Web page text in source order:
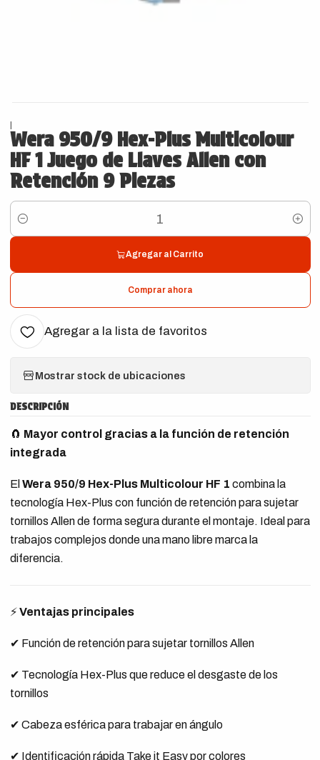
|
Wera 950/9 Hex-Plus Multicolour
HF 1 Juego de Llaves Allen con
Retención 9 Piezas
Cantidad
Agregar al Carrito
Comprar ahora
Agregar a la lista de favoritos
Mostrar stock de ubicaciones
DESCRIPCIÓN
🧲 Mayor control gracias a la función de retención
integrada
El Wera 950/9 Hex-Plus Multicolour HF 1 combina la
tecnología Hex-Plus con función de retención para sujetar
tornillos Allen de forma segura durante el montaje. Ideal para
trabajos complejos donde una mano libre marca la
diferencia.
⚡Ventajas principales
✔ Función de retención para sujetar tornillos Allen
✔ Tecnología Hex-Plus que reduce el desgaste de los
tornillos
✔ Cabeza esférica para trabajar en ángulo
✔ Identificación rápida Take it Easy por colores